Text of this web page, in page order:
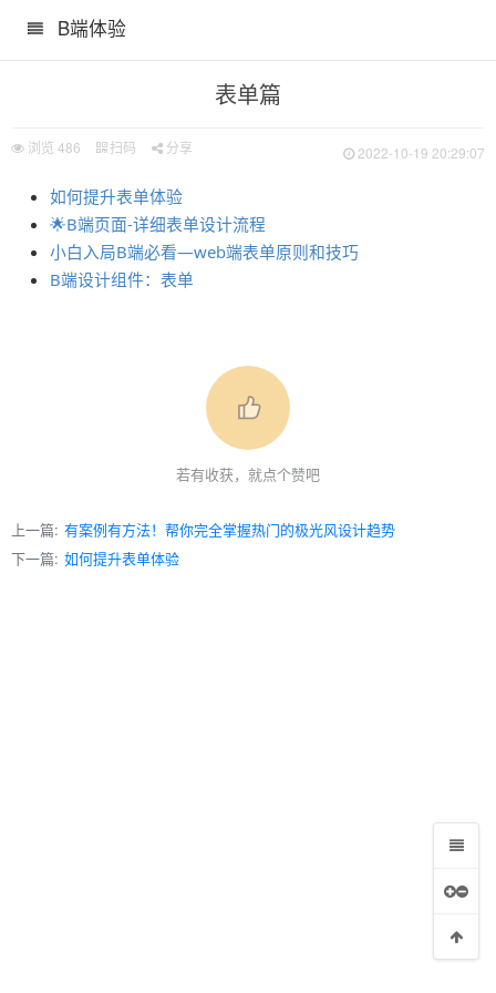
B端体验
表单篇
浏览 486 扫码 分享 2022-10-19 20:29:07
如何提升表单体验
🌟B端页面-详细表单设计流程
小白入局B端必看—web端表单原则和技巧
B端设计组件：表单
若有收获，就点个赞吧
上一篇: 有案例有方法！帮你完全掌握热门的极光风设计趋势
下一篇: 如何提升表单体验
定用得上
性体验（二）